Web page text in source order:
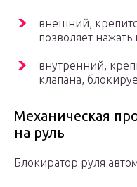
внешний,
позволяет нажать
внутренний,
клапана,
Механическая
на руль
Блокиратор руля